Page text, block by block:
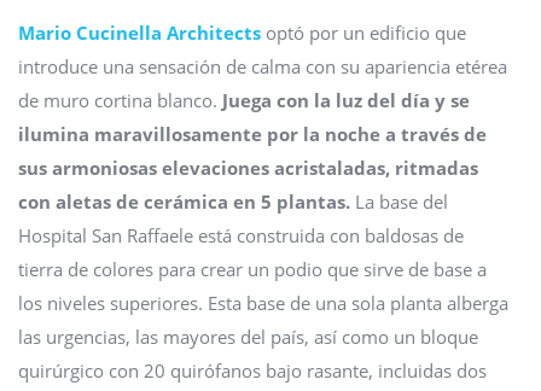
Mario Cucinella Architects optó por un edificio que
introduce una sensación de calma con su apariencia etérea
de muro cortina blanco. Juega con la luz del día y se
ilumina maravillosamente por la noche a través de
sus armoniosas elevaciones acristaladas, ritmadas
con aletas de cerámica en 5 plantas. La base del
Hospital San Raffaele está construida con baldosas de
tierra de colores para crear un podio que sirve de base a
los niveles superiores. Esta base de una sola planta alberga
las urgencias, las mayores del país, así como un bloque
quirúrgico con 20 quirófanos bajo rasante, incluidas dos